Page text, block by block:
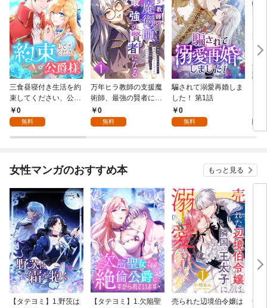
三食昼寝付き生活を約
束してください、公爵
様 1話
0
無料
万年ヒラ教師の支援魔
術師、最強の賢者にな
る～不人気の支援魔術
師は給料泥棒だと魔術
らない件～ 第1話
0
無料
騙されて溺愛再婚しま
した！ 第1話
0
無料
女性マンガのおすすめ本 もっと見る
【タテヨミ】1.野茨は
【タテヨミ】1.欠陥聖
売られた辺境伯令嬢は
千